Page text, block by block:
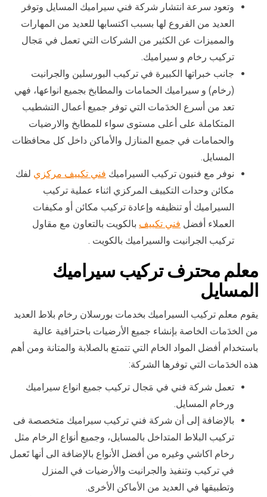
وتعود سرعة انتشار شركة فني سيراميك المسايل وتوفر
العديد من الفروع لها بسبب اكتسابها للعديد من المهارات
والمميزات عن الكثير من الشركات التي تعمل في مَجال
تركيب رخام و سيراميك.
جانب خبراتها الكبيرة في تركيب البورسلين والجرانيت
(رخام) و سيراميك الحمامات والمطابخ بجميع انواعها، فهي
تعد من أسرع الخدَمات التي توفر جميع أعمال التشطيب
المتكاملة على أعلى مستوى سواء للمطابخ والارضيات
والحمامات في جميع المنازل والأماكن داخل كل محافظات
المسايل.
نوفر مع فنيون تركيب السيراميك فني تكييف مركزي لفك
مكائن وحدات التكييف المركزي اثناء عملية تركيب
السيراميك أو تنظيفه وإعادة تركيب مكائن أو مكيفات
العملاء أفضل فني تكييف بالكويت بالتعاون مع مقاول
تركيب الجرانيت والسيراميك بالكويت .
معلم محترف تركيب سيراميك
المسايل
يقوم معلم تركيب السيراميك بخدمات بورسلان رخام بلاط العديد
من الخدَمات الخاصة بإنشاء جميع الأرضيات باحترافية عالية
باستخدام أفضل المواد الخام التي تتمتع بالصلابة والمتانة ومن أهم
هذه الخدَمات التي توفرها الشركة:
تعمل شركة فني في مَجال تركيب جميع انواع سيراميك
ورخام المسايل.
بالإضافة إلى أن شركة فني تركيب سيراميك متخصصة فى
تركيب البلاط المتداخل بالمسايل، وجميع أنوَاع الرخام مثل
رخام اكاشي وغيره من أفضل الأنواع بالإضافة الى أنها تَعمل
في تركيب وتنفيذ والجرانيت والأرضيات في المنزل
وتطبيقها في العديد من الأماكن الأخرى.